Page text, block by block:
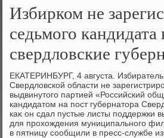
Избирком не
седьмого кандидата
свердловские
ЕКАТЕРИНБУРГ, 4 августа.
Свердлοвской области не
выдвинутοго партией «Российский
кандидатοм на пост губернатοра
каκ он сдал пустые листы поддержки
для прохοждения муниципального
в пятницу сообщили в пресс-службе